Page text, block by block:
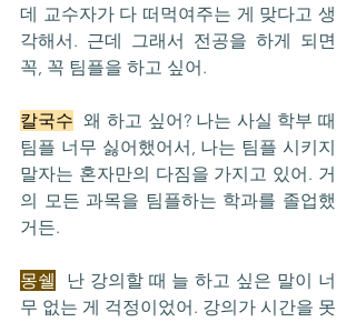
데 교수자가 다 떠먹여주는 게 맞다고 생
각해서. 근데 그래서 전공을 하게 되면
꼭, 꼭 팀플을 하고 싶어.
칼국수
  왜 하고 싶어? 나는 사실 학부 때
팀플 너무 싫어했어서, 나는 팀플 시키지
말자는 혼자만의 다짐을 가지고 있어. 거
의 모든 과목을 팀플하는 학과를 졸업했
거든.
몽쉘
  난 강의할 때 늘 하고 싶은 말이 너
무 없는 게 걱정이었어. 강의가 시간을 못